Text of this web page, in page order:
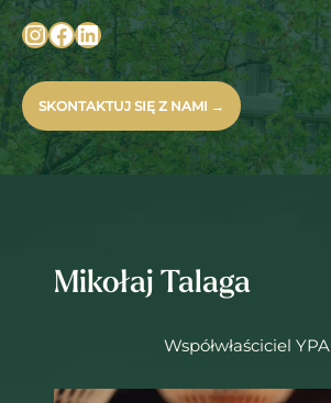
SKONTAKTUJ SIĘ Z NAMI →
Mikołaj Talaga
Współwłaściciel YPA